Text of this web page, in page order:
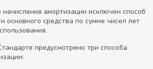
амортизации исключен способ
основного средства по сумме чисел лет
предусмотрено три способа